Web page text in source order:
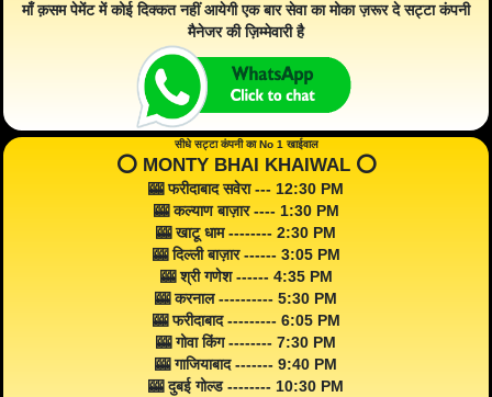
माँ क़सम पेमेंट में कोई दिक्कत नहीं आयेगी एक बार सेवा का मोका ज़रूर दे सट्टा कंपनी
मैनेजर की ज़िम्मेवारी है
सीधे सट्टा कंपनी का No 1 खाईवाल
⭕️ MONTY BHAI KHAIWAL ⭕️
🎰 फरीदाबाद सवेरा --- 12:30 PM
🎰 कल्याण बाज़ार ---- 1:30 PM
🎰 खाटू धाम -------- 2:30 PM
🎰 दिल्ली बाज़ार ------ 3:05 PM
🎰 श्री गणेश ------ 4:35 PM
🎰 करनाल ---------- 5:30 PM
🎰 फरीदाबाद --------- 6:05 PM
🎰 गोवा किंग -------- 7:30 PM
🎰 गाजियाबाद ------- 9:40 PM
🎰 दुबई गोल्ड -------- 10:30 PM